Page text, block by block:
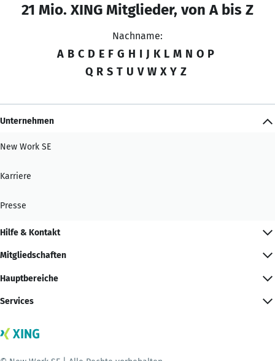
21 Mio. XING Mitglieder, von A bis Z
Nachname:
A B C D E F G H I J K L M N O P
Q R S T U V W X Y Z
Unternehmen
New Work SE
Karriere
Presse
Hilfe & Kontakt
Mitgliedschaften
Hauptbereiche
Services